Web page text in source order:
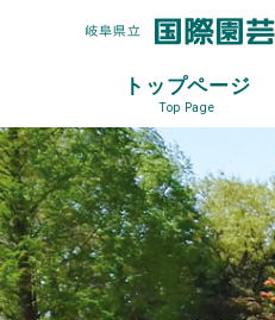
トップページ
Top Page